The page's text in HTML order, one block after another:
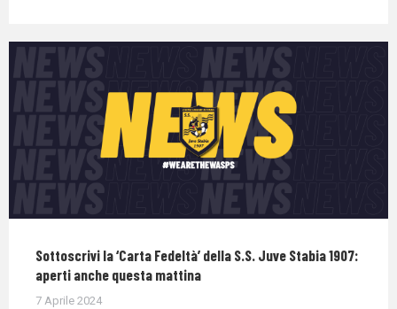
Sottoscrivi la ‘Carta Fedeltà’ della S.S. Juve Stabia 1907:
aperti anche questa mattina
7 Aprile 2024